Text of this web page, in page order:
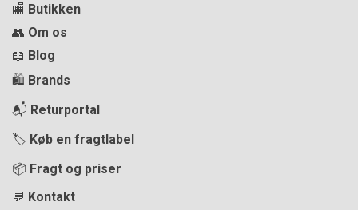
🏬 Butikken
👥 Om os
📖 Blog
🛍️ Brands
📬 Returportal
🏷️ Køb en fragtlabel
📦 Fragt og priser
💬 Kontakt